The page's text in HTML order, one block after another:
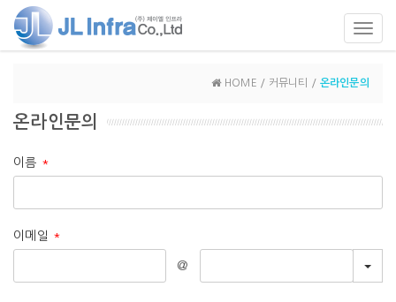
HOME / 커뮤니티 / 온라인문의
온라인문의
이름 *
이메일 *
@